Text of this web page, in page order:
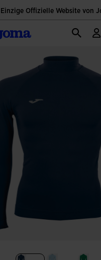
Einzige Offizielle Website von